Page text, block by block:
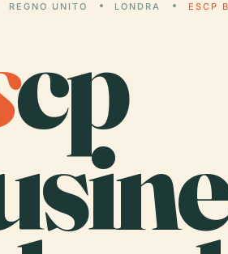
REGNO UNITO LONDRA ESCP
cp